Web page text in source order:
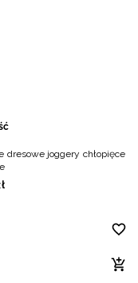
dresowe joggery chłopięce